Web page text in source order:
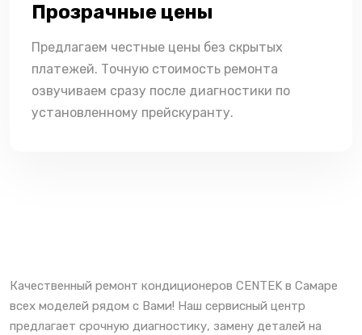
Прозрачные цены
Предлагаем честные цены без скрытых
платежей. Точную стоимость ремонта
озвучиваем сразу после диагностики по
установленному прейскуранту.
Качественный ремонт кондиционеров CENTEK в Самаре
всех моделей рядом с Вами! Наш сервисный центр
предлагает срочную диагностику, замену деталей на